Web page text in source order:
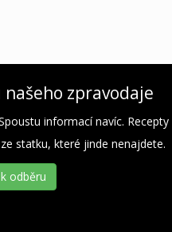
zpravodaje
informací navíc. Recepty
statku, které jinde nenajdete.
odběru